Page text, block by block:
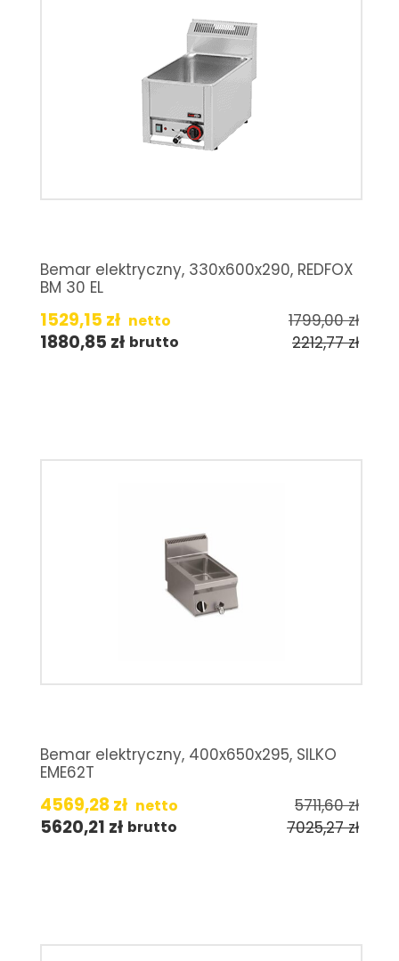
Bemar elektryczny, 330x600x290, REDFOX
BM 30 EL
1529,15 zł netto 1799,00zł
1880,85 zł brutto 2212,77zł
Bemar elektryczny, 400x650x295, SILKO
EME62T
4569,28zł netto 5711,60zł
5620,21 zł brutto 7025,27zł